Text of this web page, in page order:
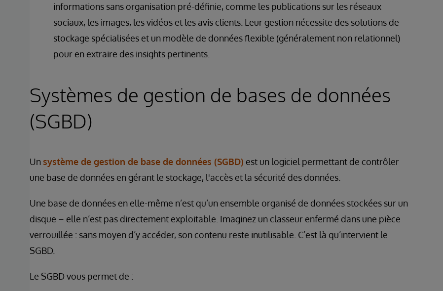
informations sans organisation pré-définie, comme les publications sur les réseaux
sociaux, les images, les vidéos et les avis clients. Leur gestion nécessite des solutions de
stockage spécialisées et un modèle de données flexible (généralement non relationnel)
pour en extraire des insights pertinents.
Systèmes de gestion de bases de données
(SGBD)
Un système de gestion de base de données (SGBD) est un logiciel permettant de contrôler
une base de données en gérant le stockage, l'accès et la sécurité des données.
Une base de données en elle-même n’est qu’un ensemble organisé de données stockées sur un
disque – elle n’est pas directement exploitable. Imaginez un classeur enfermé dans une pièce
verrouillée : sans moyen d’y accéder, son contenu reste inutilisable. C’est là qu’intervient le
SGBD.
Le SGBD vous permet de :